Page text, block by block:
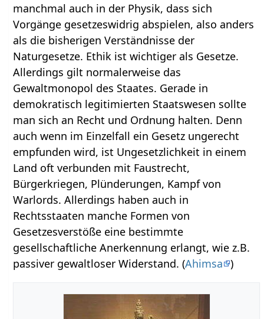
manchmal auch in der Physik, dass sich
Vorgänge gesetzeswidrig abspielen, also anders
als die bisherigen Verständnisse der
Naturgesetze. Ethik ist wichtiger als Gesetze.
Allerdings gilt normalerweise das
Gewaltmonopol des Staates. Gerade in
demokratisch legitimierten Staatswesen sollte
man sich an Recht und Ordnung halten. Denn
auch wenn im Einzelfall ein Gesetz ungerecht
empfunden wird, ist Ungesetzlichkeit in einem
Land oft verbunden mit Faustrecht,
Bürgerkriegen, Plünderungen, Kampf von
Warlords. Allerdings haben auch in
Rechtsstaaten manche Formen von
Gesetzesverstöße eine bestimmte
gesellschaftliche Anerkennung erlangt, wie z.B.
passiver gewaltloser Widerstand. (Ahimsa )